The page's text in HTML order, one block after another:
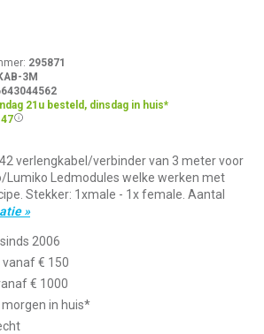
295871
3M
21u besteld, dinsdag in huis*
47
verlengkabel/verbinder van 3 meter voor
Lumiko Ledmodules welke werken met
Stekker: 1xmale - 1x female. Aantal
»
2006
€ 150
€ 1000
in huis*